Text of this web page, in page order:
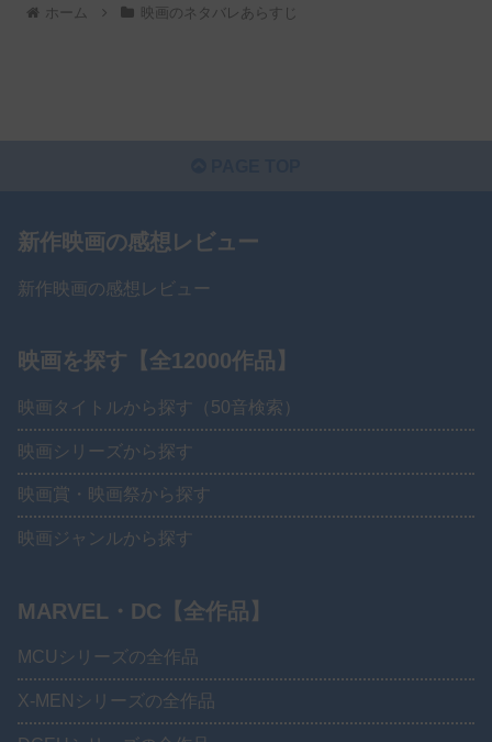
ホーム 映画のネタバレあらすじ
新作映画の感想レビュー
新作映画の感想レビュー
映画を探す【全12000作品】
映画タイトルから探す（50音検索）
映画シリーズから探す
映画賞・映画祭から探す
映画ジャンルから探す
MARVEL・DC【全作品】
MCUシリーズの全作品
X-MENシリーズの全作品